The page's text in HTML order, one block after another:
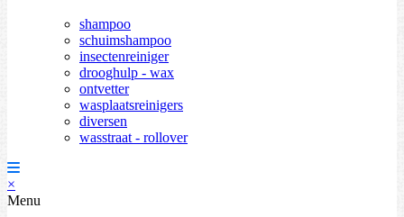
shampoo
schuimshampoo
insectenreiniger
drooghulp - wax
ontvetter
wasplaatsreinigers
diversen
wasstraat - rollover
×
Menu